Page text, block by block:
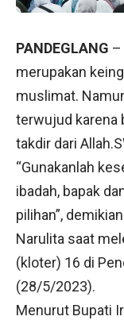
PANDEGLANG –
merupakan
muslimat.
terwujud karena
takdir dari
“Gunakanlah
ibadah, bapak
pilihan”,
Narulita saat
(kloter) 16 di
(28/5/2023).
Menurut Bupati